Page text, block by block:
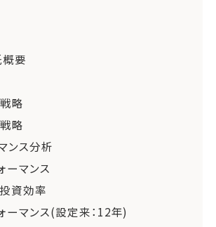
要
略
略
ンス分析
ーマンス
資効率
ーマンス(設定来：12年)